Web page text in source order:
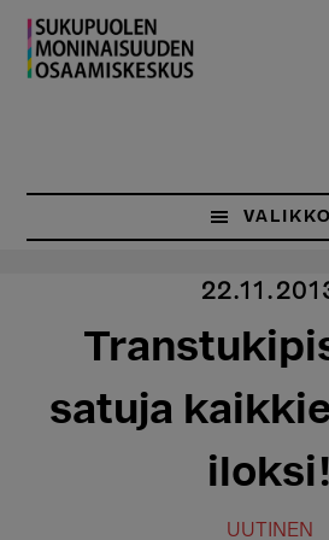
Hyppää
pääsisältöön
VALIKKO
satuja
iloksi!
UUTINEN